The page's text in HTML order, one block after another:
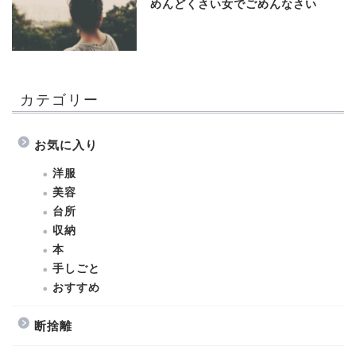
めんどくさい女でごめんなさい
カテゴリー
お気に入り
洋服
美容
台所
収納
本
手しごと
おすすめ
断捨離